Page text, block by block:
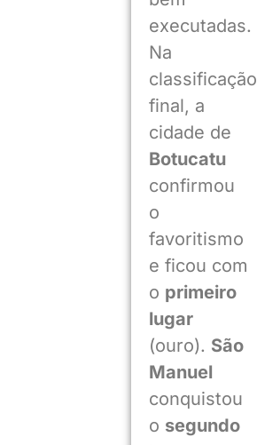
executadas.
Na
classificação
final, a
cidade de
Botucatu
confirmou
o
favoritismo
e ficou com
o primeiro
lugar
(ouro). São
Manuel
conquistou
o segundo